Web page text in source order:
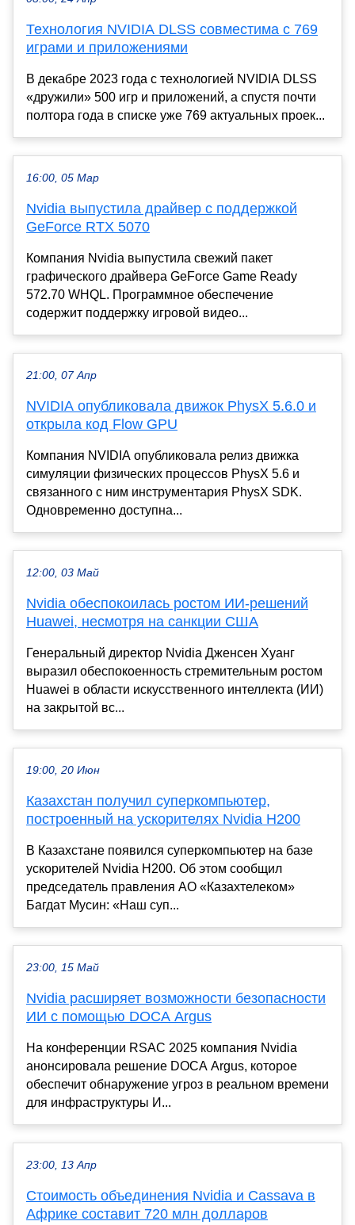
Технология NVIDIA DLSS совместима с 769
играми и приложениями
В декабре 2023 года с технологией NVIDIA DLSS
«дружили» 500 игр и приложений, а спустя почти
полтора года в списке уже 769 актуальных проек...
16:00, 05 Мар
Nvidia выпустила драйвер с поддержкой
GeForce RTX 5070
Компания Nvidia выпустила свежий пакет
графического драйвера GeForce Game Ready
572.70 WHQL. Программное обеспечение
содержит поддержку игровой видео...
21:00, 07 Апр
NVIDIA опубликовала движок PhysX 5.6.0 и
открыла код Flow GPU
Компания NVIDIA опубликовала релиз движка
симуляции физических процессов PhysX 5.6 и
связанного с ним инструментария PhysX SDK.
Одновременно доступна...
12:00, 03 Май
Nvidia обеспокоилась ростом ИИ-решений
Huawei, несмотря на санкции США
Генеральный директор Nvidia Дженсен Хуанг
выразил обеспокоенность стремительным ростом
Huawei в области искусственного интеллекта (ИИ)
на закрытой вс...
19:00, 20 Июн
Казахстан получил суперкомпьютер,
построенный на ускорителях Nvidia H200
В Казахстане появился суперкомпьютер на базе
ускорителей Nvidia H200. Об этом сообщил
председатель правления АО «Казахтелеком»
Багдат Мусин: «Наш суп...
23:00, 15 Май
Nvidia расширяет возможности безопасности
ИИ с помощью DOCA Argus
На конференции RSAC 2025 компания Nvidia
анонсировала решение DOCA Argus, которое
обеспечит обнаружение угроз в реальном времени
для инфраструктуры И...
23:00, 13 Апр
Стоимость объединения Nvidia и Cassava в
Африке составит 720 млн долларов